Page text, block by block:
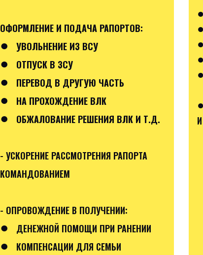
ОФОРМЛЕНИЕ И ПОДАЧА РАПОРТОВ:
● УВОЛЬНЕНИЕ ИЗ ВСУ
● ОТПУСК В ЗСУ
● ПЕРЕВОД В ДРУГУЮ ЧАСТЬ
● НА ПРОХОЖДЕНИЕ ВЛК
● ОБЖАЛОВАНИЕ РЕШЕНИЯ ВЛК И Т.Д.
- УСКОРЕНИЕ РАССМОТРЕНИЯ РАПОРТА
КОМАНДОВАНИЕМ
- ОПРОВОЖДЕНИЕ В ПОЛУЧЕНИИ:
● ДЕНЕЖНОЙ ПОМОЩИ ПРИ РАНЕНИИ
●
КОМПЕНСАЦИИ ДЛЯ СЕМЬИ
●
●
●
●
●
●